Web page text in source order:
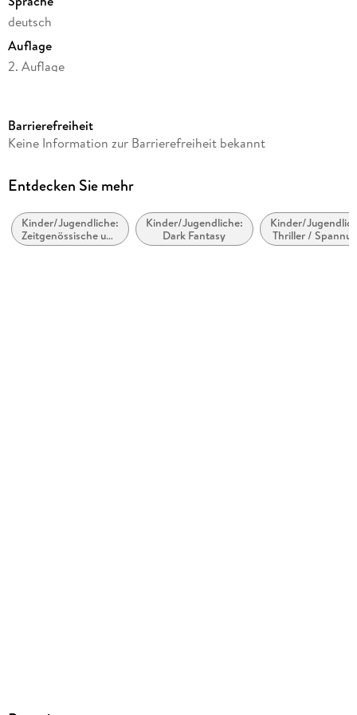
deutsch
Auflage
2. Auflage
Altersempfehlung
Reihe
Autor/Autorin
Tom Alex
Barrierefreiheit
Keine Information zur Barrierefreiheit bekannt
Entdecken Sie mehr
Kinder/Jugendliche:
Zeitgenössische und
Urban Fantasy
Kinder/Jugendliche:
Dark Fantasy
Kinder/
Thriller /